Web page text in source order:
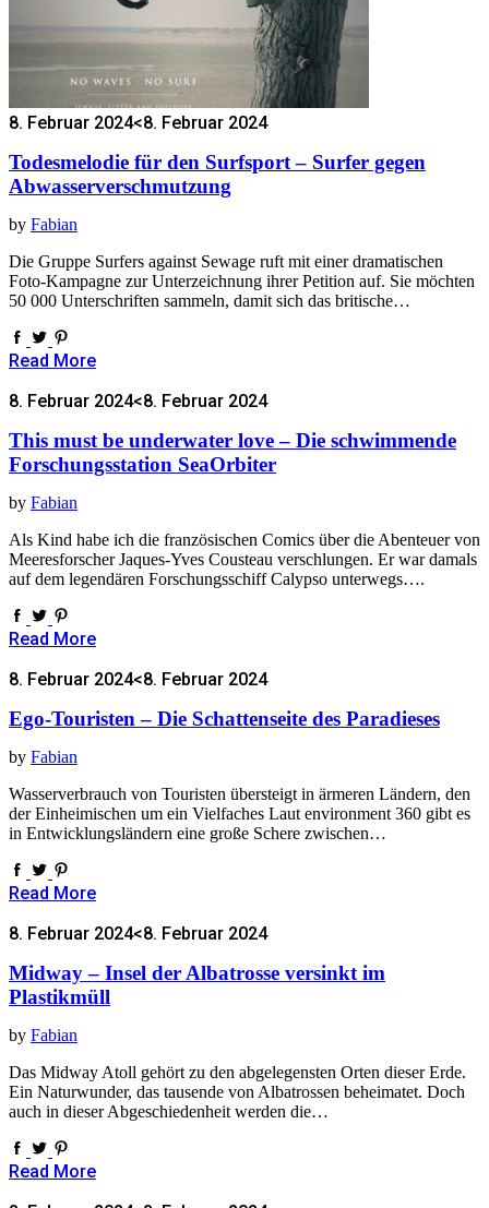
8. Februar 2024<8. Februar 2024
Todesmelodie für den Surfsport – Surfer gegen
Abwasserverschmutzung
by Fabian
Die Gruppe Surfers against Sewage ruft mit einer dramatischen
Foto-Kampagne zur Unterzeichnung ihrer Petition auf. Sie möchten
50 000 Unterschriften sammeln, damit sich das britische…
Read More
8. Februar 2024<8. Februar 2024
This must be underwater love – Die schwimmende
Forschungsstation SeaOrbiter
by Fabian
Als Kind habe ich die französischen Comics über die Abenteuer von
Meeresforscher Jaques-Yves Cousteau verschlungen. Er war damals
auf dem legendären Forschungsschiff Calypso unterwegs….
Read More
8. Februar 2024<8. Februar 2024
Ego-Touristen – Die Schattenseite des Paradieses
by Fabian
Wasserverbrauch von Touristen übersteigt in ärmeren Ländern, den
der Einheimischen um ein Vielfaches Laut environment 360 gibt es
in Entwicklungsländern eine große Schere zwischen…
Read More
8. Februar 2024<8. Februar 2024
Midway – Insel der Albatrosse versinkt im
Plastikmüll
by Fabian
Das Midway Atoll gehört zu den abgelegensten Orten dieser Erde.
Ein Naturwunder, das tausende von Albatrossen beheimatet. Doch
auch in dieser Abgeschiedenheit werden die…
Read More